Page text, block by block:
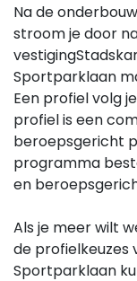
Na de
stroom je door
Sportparklaan
Een profiel volg
profiel is een
beroepsgericht
programma
en
Als je meer wilt
de profielkeuzes
Sportparklaan